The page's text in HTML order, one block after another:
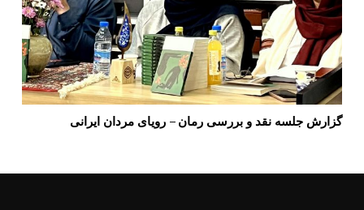
گزارش جلسه نقد و بررسی رمان – رویای مردان ایرانی